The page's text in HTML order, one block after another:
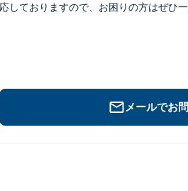
しておりますので、お困りの方はぜひ
メールでお